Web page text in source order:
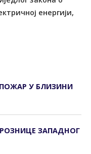
енергији,
У БЛИЗИНИ
ЗАПАДНОГ